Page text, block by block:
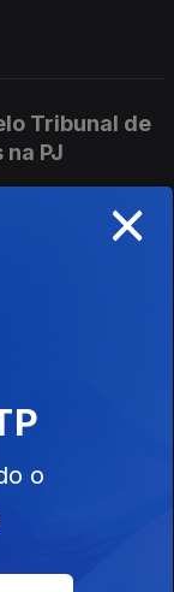
Tribunal de
PJ
Mulheres
Volta vão
ao
×
o